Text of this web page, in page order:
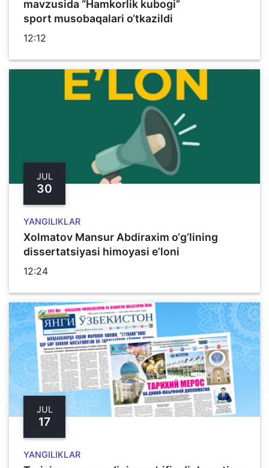
mavzusida “Hamkorlik kubogi”
sport musobaqalari o‘tkazildi
12:12
JUL
30
YANGILIKLAR
Xolmatov Mansur Abdiraxim o‘g‘lining
dissertatsiyasi himoyasi e’loni
12:24
JUL
17
YANGILIKLAR